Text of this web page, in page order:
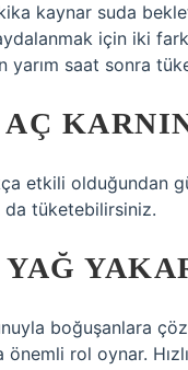
kaynar suda
için iki
yarım saat sonra
etkili olduğundan
da tüketebilirsiniz.
boğuşanlara
rol oynar.